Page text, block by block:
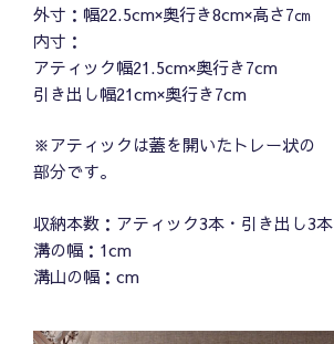
外寸：幅22.5cm×奥行き8cm×高さ7㎝
内寸：
アティック幅21.5cm×奥行き7cm
引き出し幅21cm×奥行き7cm
※アティックは蓋を開いたトレー状の
部分です。
収納本数：アティック3本・引き出し3本
溝の幅：1cm
溝山の幅：cm